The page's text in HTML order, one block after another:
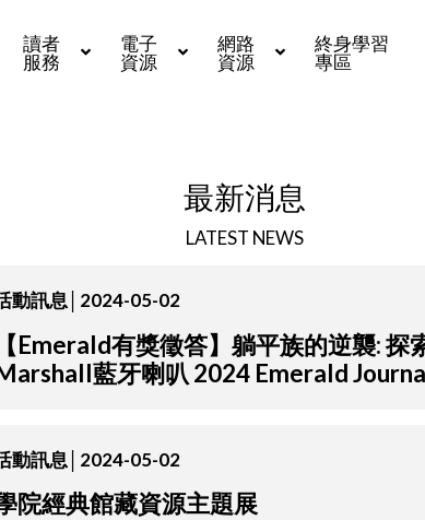
讀者
服務
電子
資源
網路
資源
終身學習
專區
最新消息
LATEST NEWS
動訊息│2024-05-02
Emerald有獎徵答】躺平族的逆襲: 探
藍牙喇叭 2024 Emerald
動訊息│2024-05-02
院經典館藏資源主題展